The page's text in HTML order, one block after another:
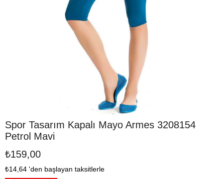
Spor Tasarım Kapalı Mayo Armes 3208154
Petrol Mavi
₺159,00
₺14,64 'den başlayan taksitlerle